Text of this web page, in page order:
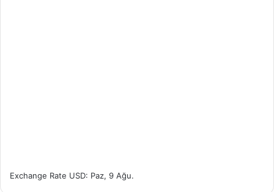
Exchange Rate USD: Paz, 9 Ağu.